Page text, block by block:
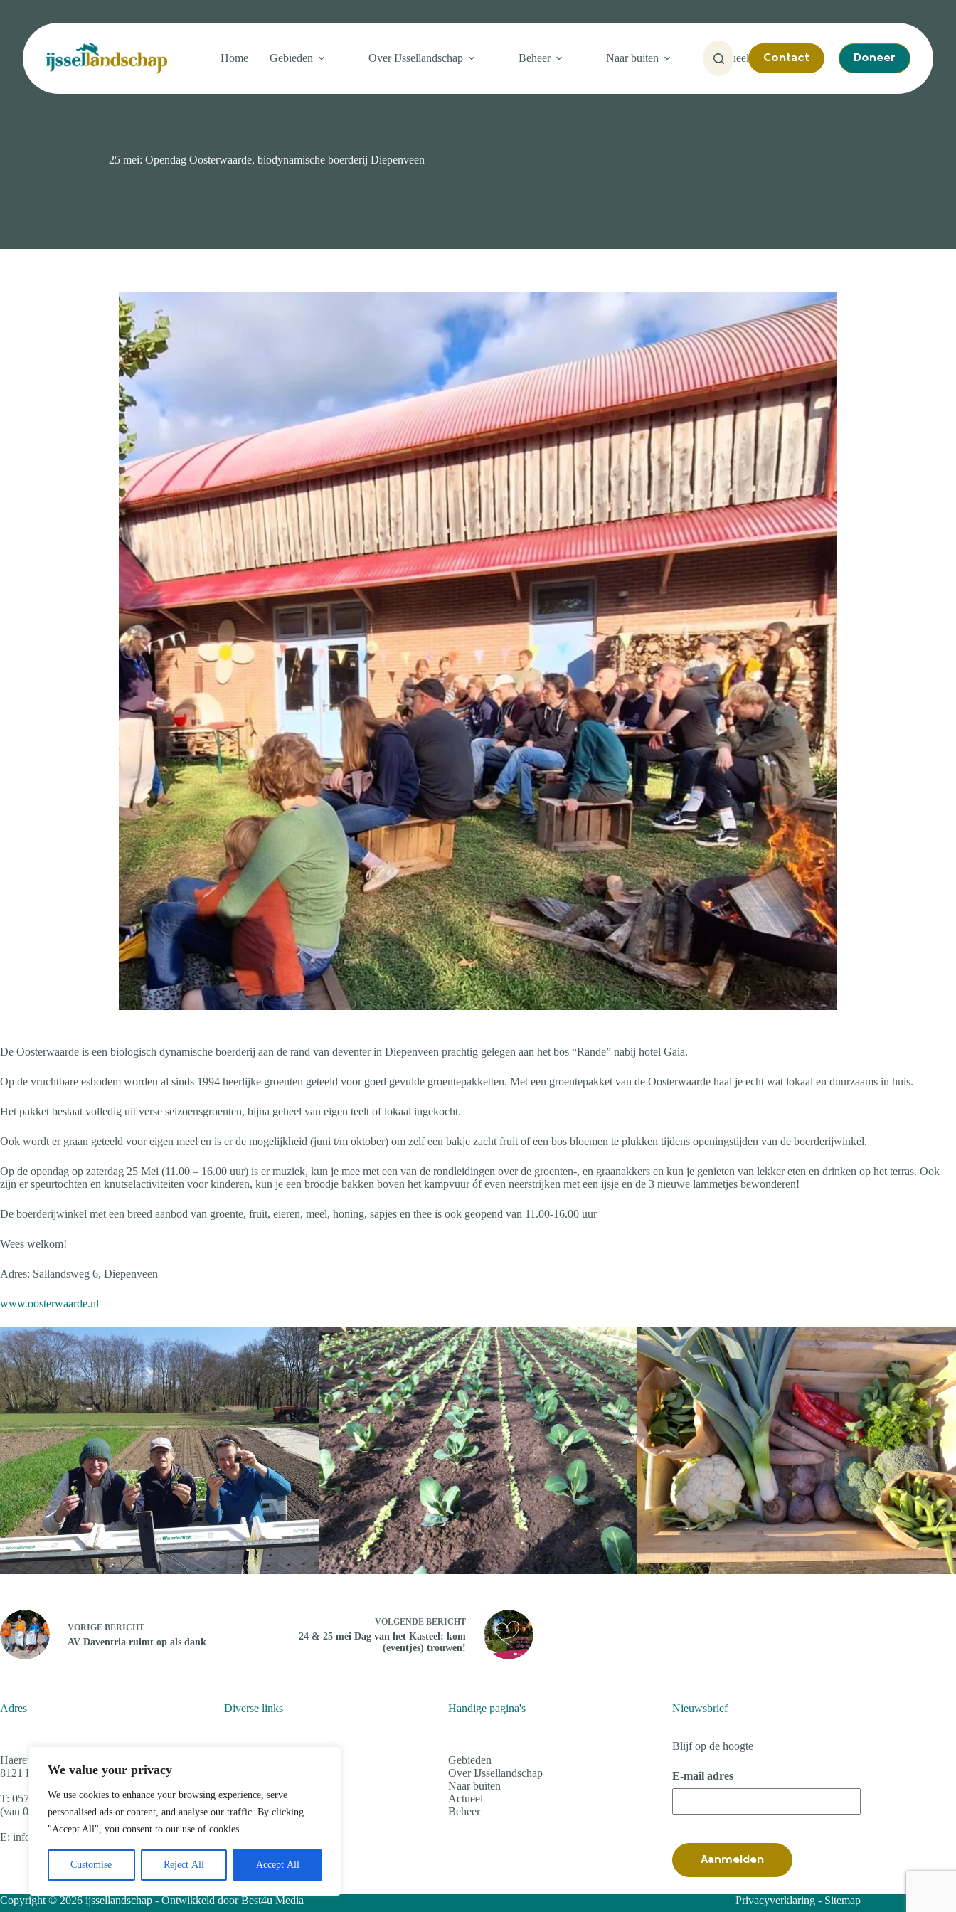
We value your privacy
We use cookies to enhance your browsing experience, serve
personalised ads or content, and analyse our traffic. By clicking
"Accept All", you consent to our use of cookies.
Customise Reject All Accept All
inhoud
Home
Gebieden Over IJssellandschap Beheer Naar buiten Actueel Contact Doneer
25 mei: Opendag Oosterwaarde, biodynamische boerderij Diepenveen
De Oosterwaarde is een biologisch dynamische boerderij aan de rand van deventer in Diepenveen prachtig gelegen aan het bos “Rande” nabij hotel Gaia.
Op de vruchtbare esbodem worden al sinds 1994 heerlijke groenten geteeld voor goed gevulde groentepakketten. Met een groentepakket van de Oosterwaarde haal je echt wat lokaal en duurzaams in huis.
Het pakket bestaat volledig uit verse seizoensgroenten, bijna geheel van eigen teelt of lokaal ingekocht.
Ook wordt er graan geteeld voor eigen meel en is er de mogelijkheid (juni t/m oktober) om zelf een bakje zacht fruit of een bos bloemen te plukken tijdens openingstijden van de boerderijwinkel.
Op de opendag op zaterdag 25 Mei (11.00 – 16.00 uur) is er muziek, kun je mee met een van de rondleidingen over de groenten-, en graanakkers en kun je genieten van lekker eten en drinken op het terras. Ook
zijn er speurtochten en knutselactiviteiten voor kinderen, kun je een broodje bakken boven het kampvuur óf even neerstrijken met een ijsje en de 3 nieuwe lammetjes bewonderen!
De boerderijwinkel met een breed aanbod van groente, fruit, eieren, meel, honing, sapjes en thee is ook geopend van 11.00-16.00 uur
Wees welkom!
Adres: Sallandsweg 6, Diepenveen
www.oosterwaarde.nl
VORIGE BERICHT
AV Daventria ruimt op als dank
VOLGENDE BERICHT
24 & 25 mei Dag van het Kasteel: kom
(eventjes) trouwen!
Adres
Haereweg 4
8121 PJ Olst
T: 0570 635 955
(van 09.00 - 13.00 uur)
E: info@ijssellandschap.nl
Diverse links Handige pagina's
Gebieden
Over IJssellandschap
Naar buiten
Actueel
Beheer
Nieuwsbrief
Blijf op de hoogte
E-mail adres
Copyright © 2026 ijssellandschap - Ontwikkeld doorBest4u Media Privacyverklaring- Sitemap